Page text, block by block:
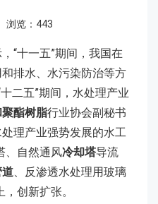
浏览：443
十一五”期间，我国在
排水、水污染防治等方
二五”期间，水处理产业
酯树脂行业协会副秘书
理产业强势发展的水工
、自然通风冷却塔导流
、反渗透水处理用玻璃
创新扩张。